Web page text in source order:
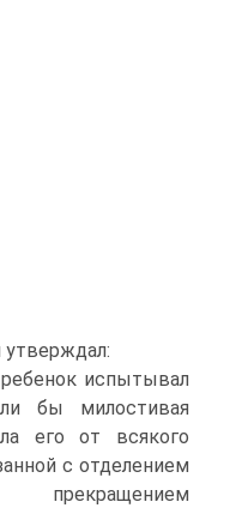
испытывал
бы милостивая
его от всякого
с отделением